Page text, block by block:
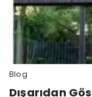
Blog
Dışarıdan